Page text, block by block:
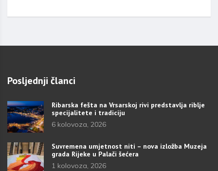
Posljednji članci
Ribarska fešta na Vrsarskoj rivi predstavlja riblje
specijalitete i tradiciju
6 kolovoza, 2026
Suvremena umjetnost niti – nova izložba Muzeja
grada Rijeke u Palači šećera
1 kolovoza, 2026